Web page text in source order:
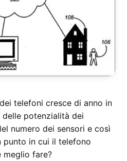
telefoni cresce di anno in
delle potenzialità dei
numero dei sensori e così
punto in cui il telefono
meglio fare?